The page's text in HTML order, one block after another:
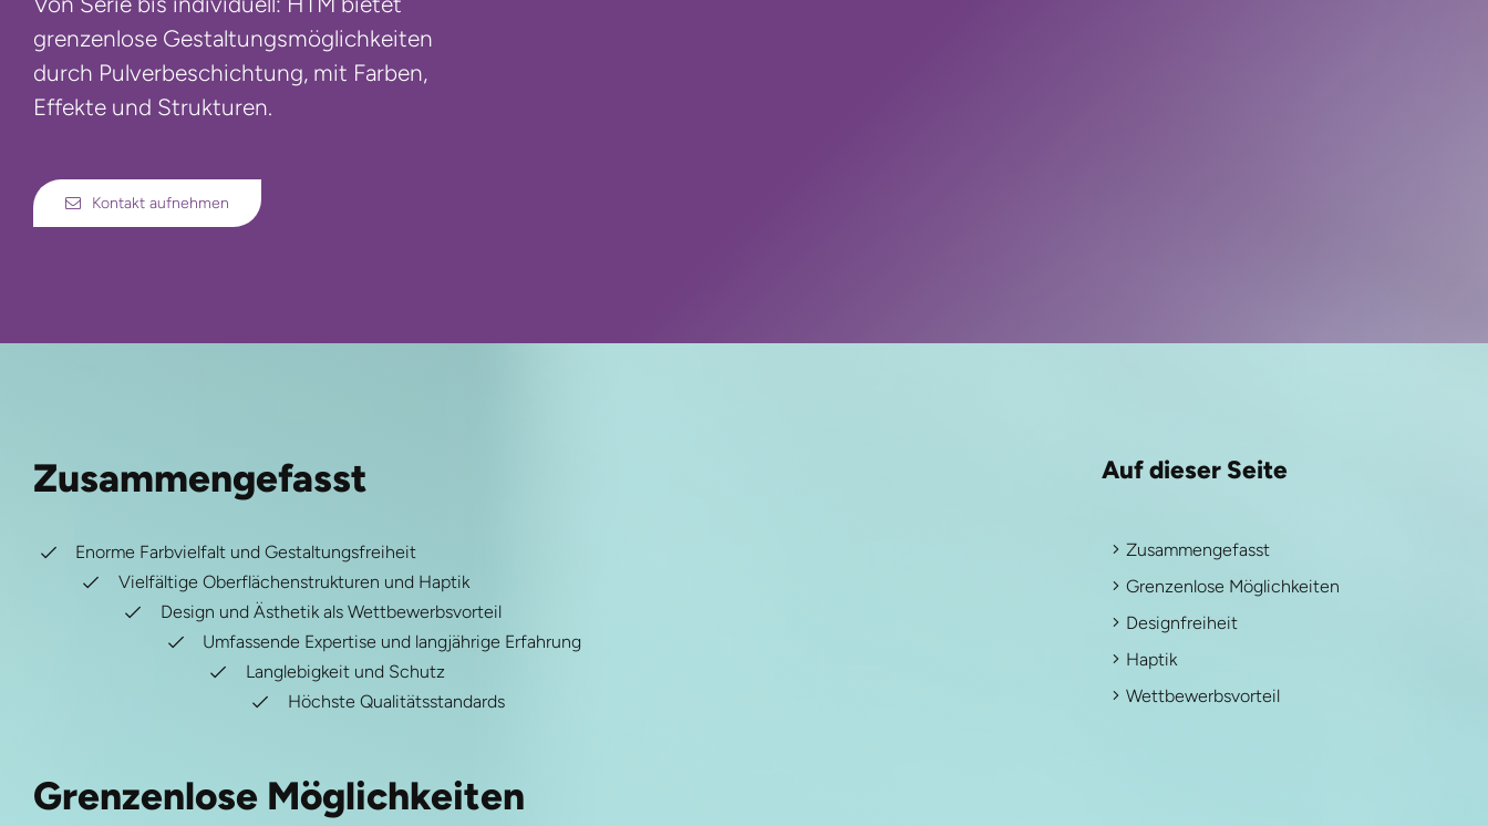
grenzenlose Gestaltungsmöglichkeiten
durch Pulverbeschichtung, mit Farben,
Effekte und Strukturen.
Kontakt aufnehmen
Zusammengefasst
Enorme Farbvielfalt und Gestaltungsfreiheit
Vielfältige Oberflächenstrukturen und Haptik
Design und Ästhetik als Wettbewerbsvorteil
Umfassende Expertise und langjährige Erfahrung
Langlebigkeit und Schutz
Höchste Qualitätsstandards
Grenzenlose Möglichkeiten
Auf dieser Seite
Zusammengefasst
Grenzenlose Möglichkeiten
Designfreiheit
Haptik
Wettbewerbsvorteil